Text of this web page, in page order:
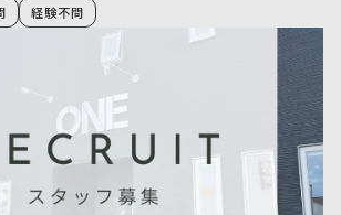
経験不問